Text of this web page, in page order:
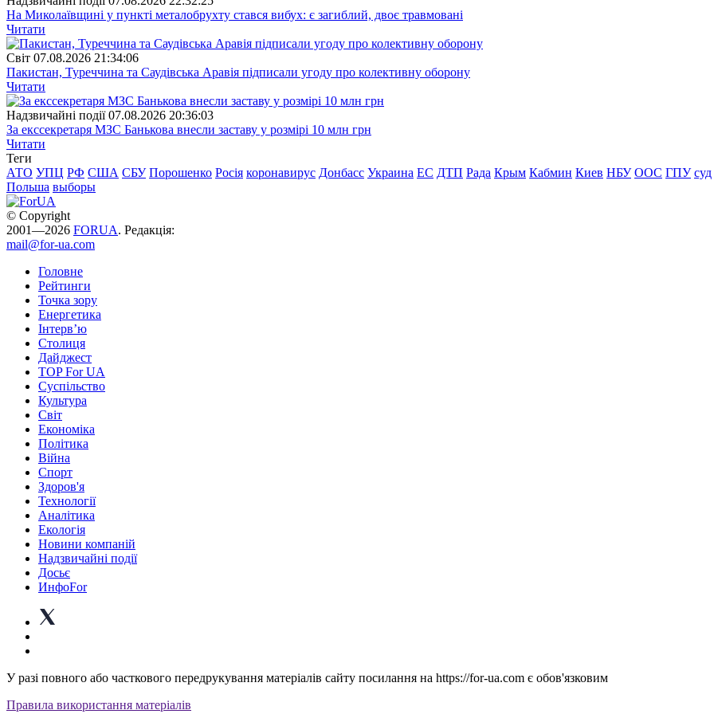
На Миколаївщині у пункті металобрухту стався вибух: є загиблий, двоє травмовані
Читати
Свiт 07.08.2026 21:34:06
Пакистан, Туреччина та Саудівська Аравія підписали угоду про колективну оборону
Читати
Надзвичайні події 07.08.2026 20:36:03
За екссекретаря МЗС Банькова внесли заставу у розмірі 10 млн грн
Читати
Теги
АТО УПЦ РФ США СБУ Порошенко Росія коронавирус Донбасс Украина ЕС ДТП Рада Крым Кабмин Киев НБУ ООС ГПУ суд
Польша выборы
© Copyright
2001—2026 FORUA. Редакція:
mail@for-ua.com
Головне
Рейтинги
Точка зору
Енергетика
Інтерв’ю
Столиця
Дайджест
TOP For UA
Суспiльство
Культура
Світ
Економіка
Політика
Війна
Спорт
Здоров'я
Технології
Аналітика
Екологія
Новини компаній
Надзвичайні події
Досьє
ИнфоFor
У разі повного або часткового передрукування матеріалів сайту посилання на https://for-ua.com є обов'язковим
Правила використання матеріалів